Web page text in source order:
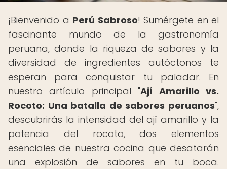
¡Bienvenido a Perú Sabroso! Sumérgete en el
fascinante mundo de la gastronomía
peruana, donde la riqueza de sabores y la
diversidad de ingredientes autóctonos te
esperan para conquistar tu paladar. En
nuestro artículo principal "Ají Amarillo vs.
Rocoto: Una batalla de sabores peruanos",
descubrirás la intensidad del ají amarillo y la
potencia del rocoto, dos elementos
esenciales de nuestra cocina que desatarán
una explosión de sabores en tu boca.